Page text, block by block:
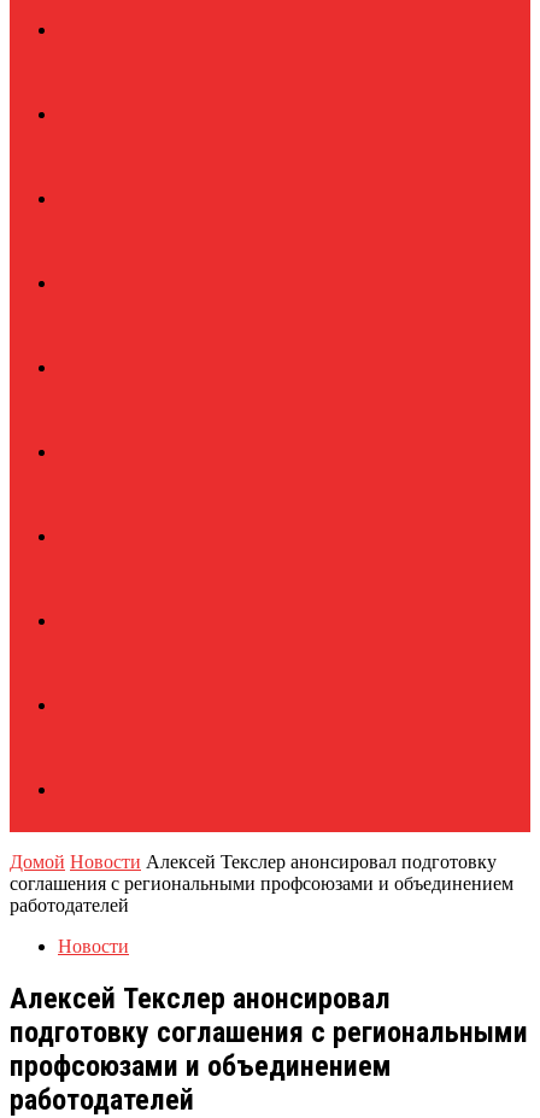
Домой Новости Алексей Текслер анонсировал подготовку
соглашения с региональными профсоюзами и объединением
работодателей
Новости
Алексей Текслер анонсировал
подготовку соглашения с региональными
профсоюзами и объединением
работодателей